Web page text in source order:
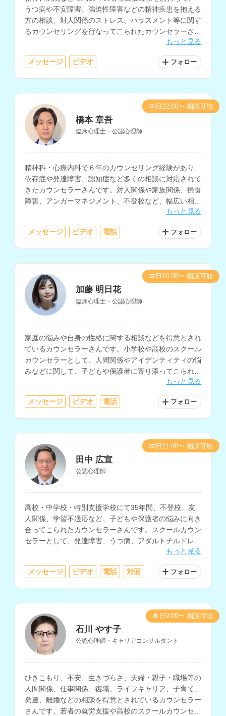
うつ病や不安障害、強迫性障害などの精神疾患を抱える
方の相談、対人関係のストレス、ハラスメント等に関す
るカウンセリングを行なってこられたカウンセラーさん
もっと見る
メッセージ ビデオ フォロー
橋本 章吾
臨床心理士・公認心理師
精神科・心療内科で６年のカウンセリング経験があり、
依存症や発達障害、認知症など多くの相談に対応されて
きたカウンセラーさんです。対人関係や家族関係、摂食
障害、アンガーマネジメント、不登校など、幅広い相談
もっと見る
メッセージ ビデオ 電話 フォロー
本日22:00〜 相談可能
加藤 明日花
臨床心理士・公認心理師
家庭の悩みや自身の性格に関する相談などを得意とされ
ているカウンセラーさんです。小学校や高校のスクール
カウンセラーとして、人間関係やアイデンティティの悩
みなどに関して、子どもや保護者に寄り添ってこられた
もっと見る
メッセージ ビデオ 電話 フォロー
本日10:00〜 相談可能
田中 広宣
公認心理師
高校・中学校・特別支援学校にて35年間、不登校、友
人関係、学習不適応など、子どもや保護者の悩みに向き
合ってこられたカウンセラーさんです。スクールカウン
セラーとして、発達障害、うつ病、アダルトチルドレ
ン、人間関係不安、摂食障害、ゲーム依存等の相談にも
対応されています。
もっと見る
メッセージ ビデオ 電話 対面 フォロー
本日11:00〜 相談可能
石川 やす子
公認心理師・キャリアコンサルタント
ひきこもり、不安、生きづらさ、夫婦・親子・職場等の
人間関係、仕事関係、復職、ライフキャリア、子育て、
発達、離婚などの相談を得意とされているカウンセラー
さんです。若者の就労支援や高校のスクールカウンセラ
本日9:00〜 相談可能